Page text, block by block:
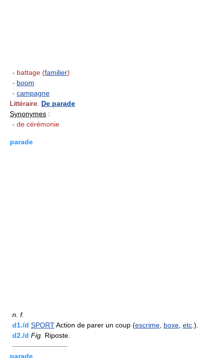
- battage (familier)
- boom
- campagne
Littéraire. De parade
Synonymes :
- de cérémonie
parade
n. f.
d1./d SPORTAction de parer un coup (escrime boxe etc .).
d2./d Fig. Riposte.
————————
parade